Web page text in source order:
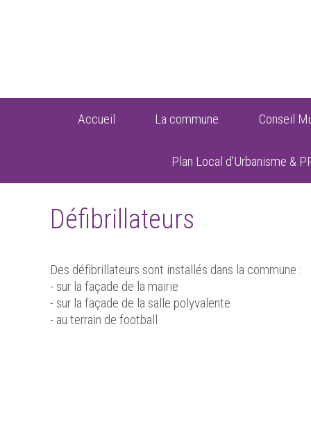
Accueil La commune Conseil
Plan Local d'Urbanisme &
Défibrillateurs
Des défibrillateurs sont installés dans la commune :
- sur la façade de la mairie
- sur la façade de la salle polyvalente
- au terrain de football